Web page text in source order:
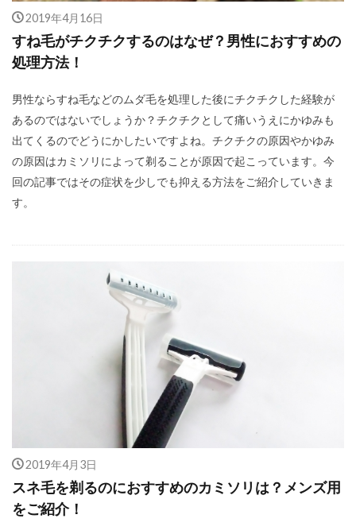
2019年4月16日
すね毛がチクチクするのはなぜ？男性におすすめの
処理方法！
男性ならすね毛などのムダ毛を処理した後にチクチクした経験が
あるのではないでしょうか？チクチクとして痛いうえにかゆみも
出てくるのでどうにかしたいですよね。チクチクの原因やかゆみ
の原因はカミソリによって剃ることが原因で起こっています。今
回の記事ではその症状を少しでも抑える方法をご紹介していきま
す。
2019年4月3日
スネ毛を剃るのにおすすめのカミソリは？メンズ用
をご紹介！